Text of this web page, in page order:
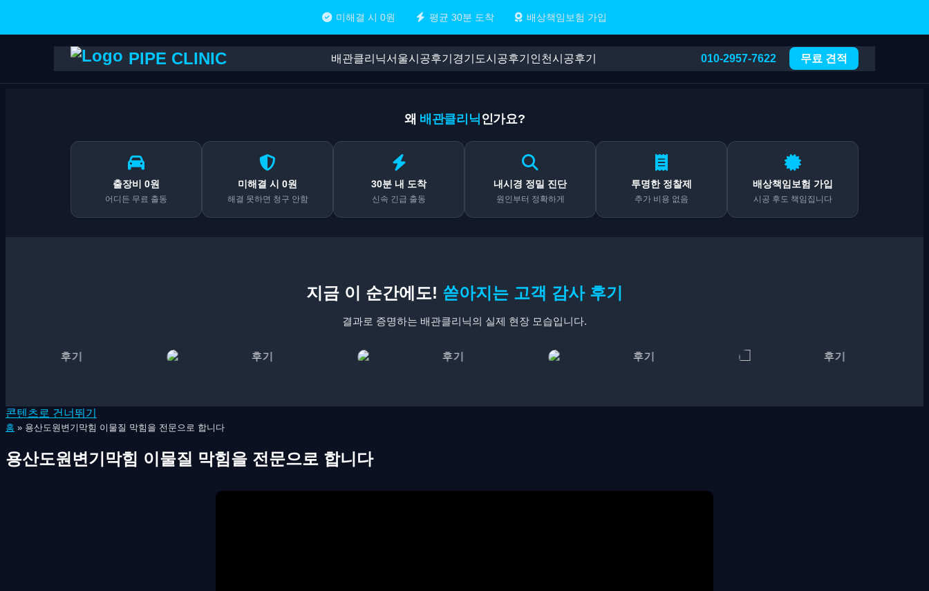
미해결 시 0원 평균 30분 도착 배상책임보험 가입
PIPE CLINIC 배관클리닉서울시공후기 경기도시공후기 인천시공후기 010-2957-7622 무료 견적
왜 배관클리닉 인가요?
출장비 0원
어디든 무료 출동
미해결 시 0원
해결 못하면 청구 안함
30분 내 도착
신속 긴급 출동
내시경 정밀 진단
원인부터 정확하게
투명한 정찰제
추가 비용 없음
배상책임보험 가입
시공 후도 책임집니다
지금 이 순간에도! 쏟아지는 고객 감사 후기
결과로 증명하는 배관클리닉의 실제 현장 모습입니다.
콘텐츠로 건너뛰기
홈 » 용산도원변기막힘 이물질 막힘을 전문으로 합니다
용산도원변기막힘 이물질 막힘을 전문으로 합니다